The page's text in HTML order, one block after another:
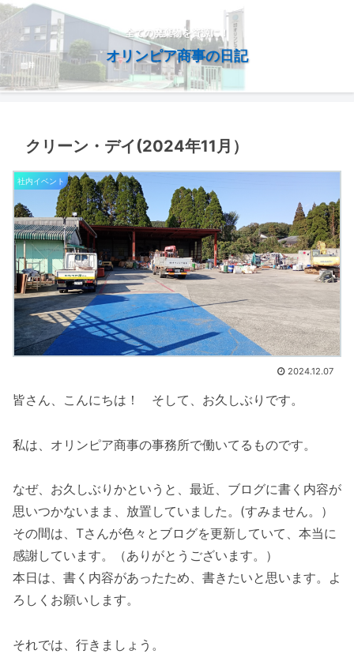
全ての廃棄物を資源に！
オリンピア商事の日記
クリーン・デイ(2024年11月）
社内イベント
2024.12.07
皆さん、こんにちは！ そして、お久しぶりです。
私は、オリンピア商事の事務所で働いてるものです。
なぜ、お久しぶりかというと、最近、ブログに書く内容が
思いつかないまま、放置していました。(すみません。）
その間は、Tさんが色々とブログを更新していて、本当に
感謝しています。（ありがとうございます。）
本日は、書く内容があったため、書きたいと思います。よ
ろしくお願いします。
それでは、行きましょう。